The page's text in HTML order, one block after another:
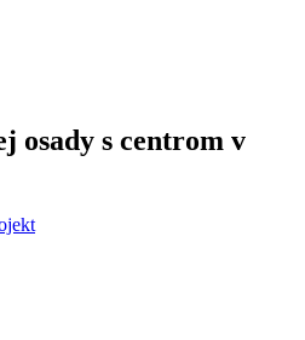
osady s centrom v